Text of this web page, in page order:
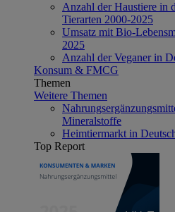
Anzahl der Haustiere in
Tierarten 2000-2025
Umsatz mit Bio-
2025
Anzahl der Veganer in
Konsum & FMCG
Themen
Weitere Themen
Mineralstoffe
Heimtiermarkt in
Top Report